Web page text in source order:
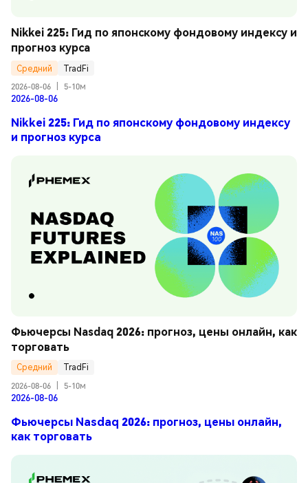
Nikkei 225: Гид по японскому фондовому индексу и
прогноз курса
Средний
TradFi
2026-08-06
5-10м
2026-08-06
Nikkei 225: Гид по японскому фондовому индексу
и прогноз курса
Фьючерсы Nasdaq 2026: прогноз, цены онлайн, как
торговать
Средний
TradFi
2026-08-06
5-10м
2026-08-06
Фьючерсы Nasdaq 2026: прогноз, цены онлайн,
как торговать